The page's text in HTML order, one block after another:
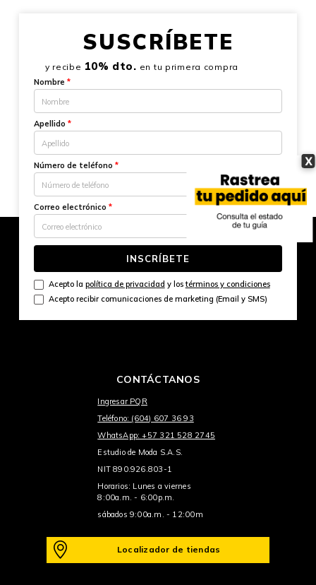
X
SUSCRÍBETE
y recibe 10% dto. en tu primera compra
Nombre *
Apellido *
Número de teléfono *
Correo electrónico *
INSCRÍBETE
Acepto la política de privacidad y lostérminos y condiciones
Acepto recibir comunicaciones de marketing (Email y SMS)
CONTÁCTANOS
Ingresar PQR
Teléfono: (604) 607 36 93
WhatsApp: +57 321 528 2745
Estudio de Moda S.A.S.
NIT 890.926.803-1
Horarios: Lunes a viernes
8:00a.m. - 6:00p.m.
sábados 9:00a.m. - 12:00m
Localizador de tiendas